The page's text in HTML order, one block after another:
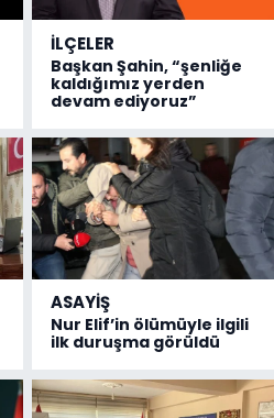
İLÇELER
Başkan Şahin, “şenliğe
kaldığımız yerden
devam ediyoruz”
ASAYİŞ
Nur Elif’in ölümüyle ilgili
ilk duruşma görüldü